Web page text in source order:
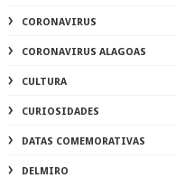
CORONAVIRUS
CORONAVIRUS ALAGOAS
CULTURA
CURIOSIDADES
DATAS COMEMORATIVAS
DELMIRO